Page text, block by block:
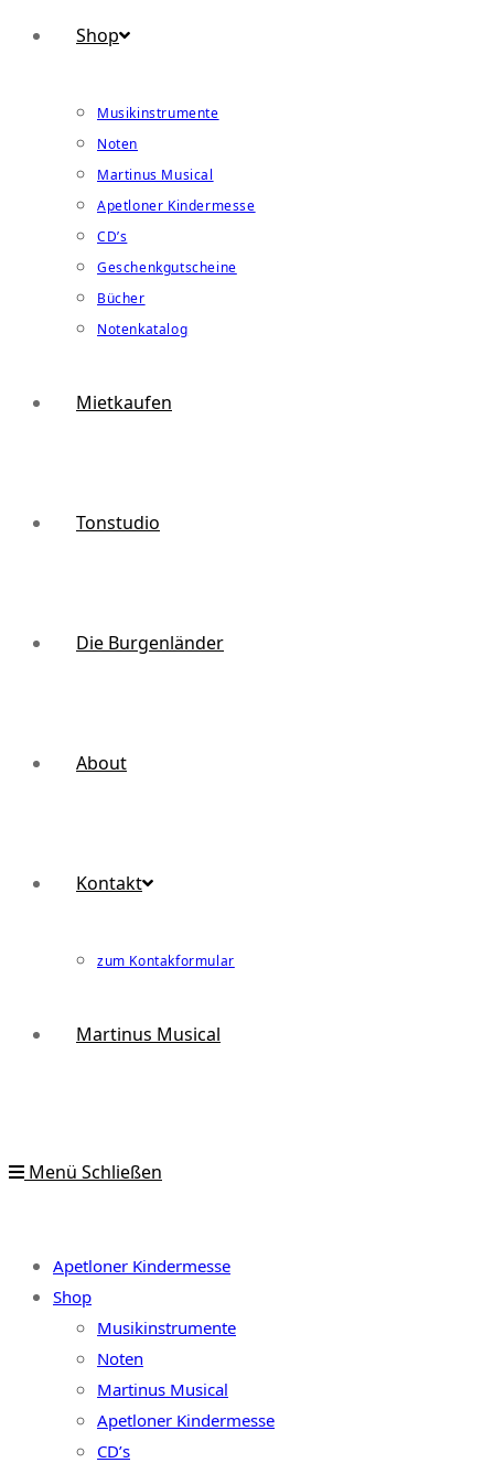
Shop
Musikinstrumente
Noten
Martinus Musical
Apetloner Kindermesse
CD’s
Geschenkgutscheine
Bücher
Notenkatalog
Mietkaufen
Tonstudio
Die Burgenländer
About
Kontakt
zum Kontakformular
Martinus Musical
Menü Schließen
Apetloner Kindermesse
Shop
Musikinstrumente
Noten
Martinus Musical
Apetloner Kindermesse
CD’s